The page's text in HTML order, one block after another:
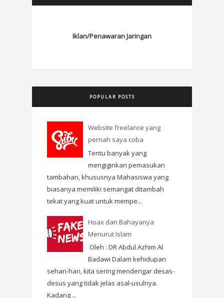
Iklan/Penawaran Jaringan
POPULAR POSTS
Website freelance yang
pernah saya coba
Tentu banyak yang
mengiginkan pemasukan
tambahan, khususnya Mahasiswa yang
biasanya memiliki semangat ditambah
tekat yang kuat untuk mempe...
Hoax dan Bahayanya
Menurut Islam
Oleh : DR Abdul Azhim Al
Badawi Dalam kehidupan
sehari-hari, kita sering mendengar desas-
desus yang tidak jelas asal-usulnya.
Kadang ...